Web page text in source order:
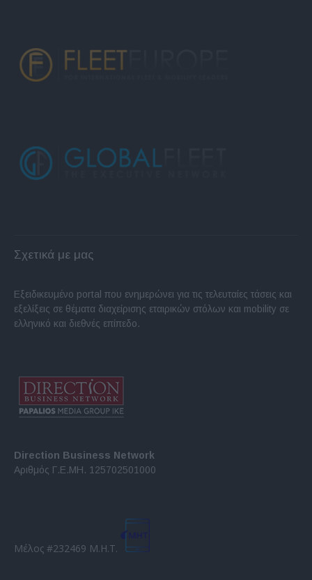
Σχετικά με μας
Εξειδικευμένο portal που ενημερώνει για τις τελευταίες τάσεις και
εξελίξεις σε θέματα διαχείρισης εταιρικών στόλων και mobility σε
ελληνικό και διεθνές επίπεδο.
Direction Business Network
Αριθμός Γ.Ε.ΜΗ. 125702501000
Μέλος #232469 Μ.Η.Τ.